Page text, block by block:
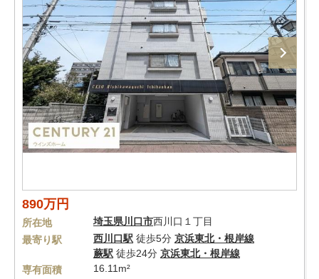
890万円
所在地 埼玉県川口市西川口１丁目
最寄り駅
西川口駅 徒歩5分 京浜東北・根岸線
蕨駅 徒歩24分 京浜東北・根岸線
専有面積
16.11m²